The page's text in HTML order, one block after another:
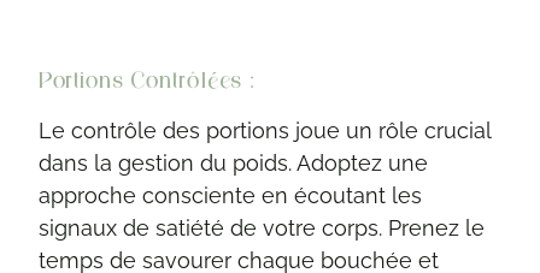
Portions Contrôlées :
Le contrôle des portions joue un rôle crucial
dans la gestion du poids. Adoptez une
approche consciente en écoutant les
signaux de satiété de votre corps. Prenez le
temps de savourer chaque bouchée et